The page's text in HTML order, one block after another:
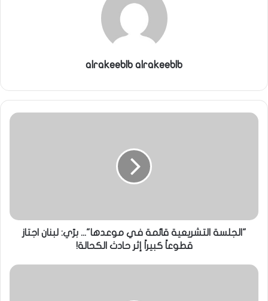
alrakeeblb alrakeeblb
"الجلسة التشريعية قائمة في موعدها"... برّي: لبنان اجتاز
قطوعاً كبيراً إثر حادث الكحالة!